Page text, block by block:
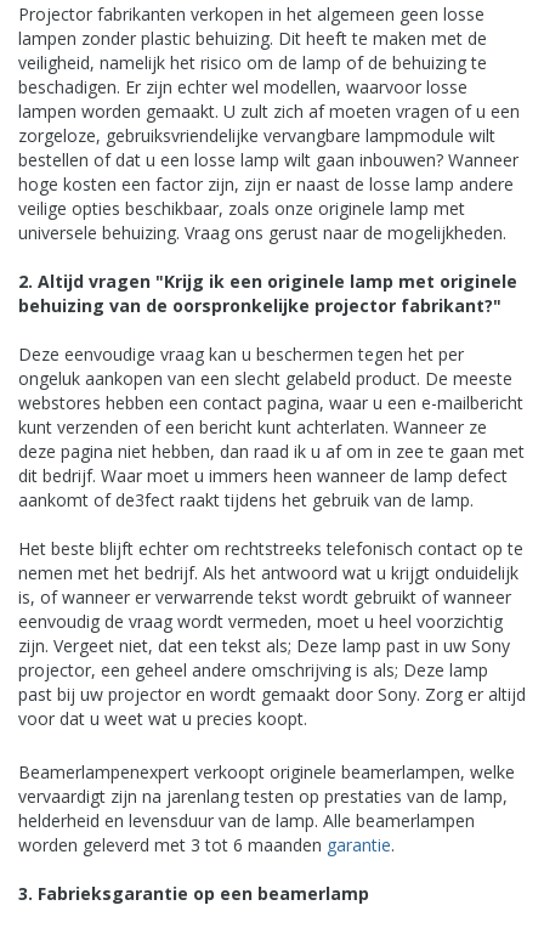
Projector fabrikanten verkopen in het algemeen geen losse
lampen zonder plastic behuizing. Dit heeft te maken met de
veiligheid, namelijk het risico om de lamp of de behuizing te
beschadigen. Er zijn echter wel modellen, waarvoor losse
lampen worden gemaakt. U zult zich af moeten vragen of u een
zorgeloze, gebruiksvriendelijke vervangbare lampmodule wilt
bestellen of dat u een losse lamp wilt gaan inbouwen? Wanneer
hoge kosten een factor zijn, zijn er naast de losse lamp andere
veilige opties beschikbaar, zoals onze originele lamp met
universele behuizing. Vraag ons gerust naar de mogelijkheden.
2. Altijd vragen "Krijg ik een originele lamp met originele
behuizing van de oorspronkelijke projector fabrikant?"
Deze eenvoudige vraag kan u beschermen tegen het per
ongeluk aankopen van een slecht gelabeld product. De meeste
webstores hebben een contact pagina, waar u een e-mailbericht
kunt verzenden of een bericht kunt achterlaten. Wanneer ze
deze pagina niet hebben, dan raad ik u af om in zee te gaan met
dit bedrijf. Waar moet u immers heen wanneer de lamp defect
aankomt of de3fect raakt tijdens het gebruik van de lamp.
Het beste blijft echter om rechtstreeks telefonisch contact op te
nemen met het bedrijf. Als het antwoord wat u krijgt onduidelijk
is, of wanneer er verwarrende tekst wordt gebruikt of wanneer
eenvoudig de vraag wordt vermeden, moet u heel voorzichtig
zijn. Vergeet niet, dat een tekst als; Deze lamp past in uw Sony
projector, een geheel andere omschrijving is als; Deze lamp
past bij uw projector en wordt gemaakt door Sony. Zorg er altijd
voor dat u weet wat u precies koopt.
Beamerlampenexpert verkoopt originele beamerlampen, welke
vervaardigt zijn na jarenlang testen op prestaties van de lamp,
helderheid en levensduur van de lamp. Alle beamerlampen
worden geleverd met 3 tot 6 maanden garantie.
3. Fabrieksgarantie op een beamerlamp